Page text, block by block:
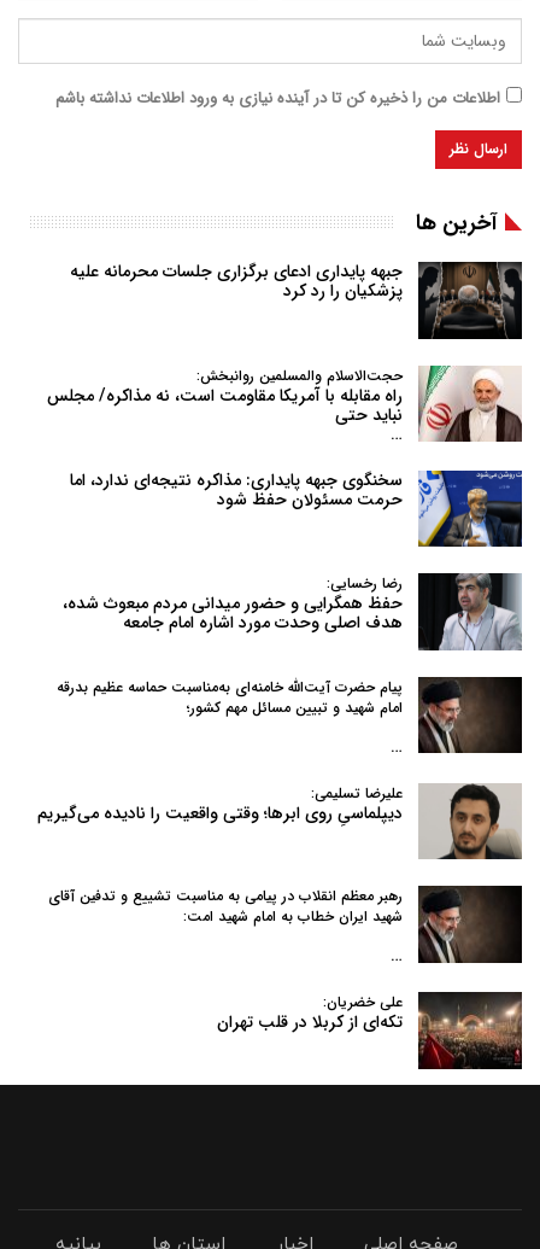
اطلاعات من را ذخیره کن تا در آینده نیازی به ورود اطلاعات نداشته باشم
آخرین ها
جبهه پایداری ادعای برگزاری جلسات محرمانه علیه
پزشکیان را رد کرد
حجت‌الاسلام والمسلمین روانبخش:
راه مقابله با آمریکا مقاومت است، نه مذاکره/ مجلس
نباید حتی
…
سخنگوی جبهه پایداری: مذاکره نتیجه‌ای ندارد، اما
حرمت مسئولان حفظ شود
رضا رخسایی:
حفظ همگرایی و حضور میدانی مردم مبعوث شده،
هدف اصلی وحدت مورد اشاره امام جامعه
پیام حضرت آیت‌الله خامنه‌ای به‌مناسبت حماسه عظیم بدرقه
امام شهید و تبیین مسائل مهم کشور؛
…
علیرضا تسلیمی:
دیپلماسیِ روی ابرها؛ وقتی واقعیت را نادیده می‌گیریم
رهبر معظم انقلاب در پیامی به‌ مناسبت تشییع و تدفین آقای
شهید ایران خطاب به امام شهید امت:
…
علی خضریان:
تکه‌ای از کربلا در قلب تهران